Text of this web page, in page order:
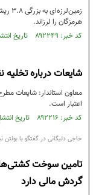
هرمزگان را لرزاند.
کد خبر: ۸۹۲۲۴۹ تاریخ انتشار : ۱۴۰۵/۰۵/۱۱
شایعات درباره
معاون استاندار: شایعات
اعتبار است.
کد خبر: ۸۹۲۲۱۶ تاریخ انتشار : ۱۴۰۵/۰۵/۱۰
حاجی دلیگانی در گفتگو با بولتن
گردش مالی دارد